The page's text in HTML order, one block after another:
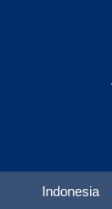
Indonesia